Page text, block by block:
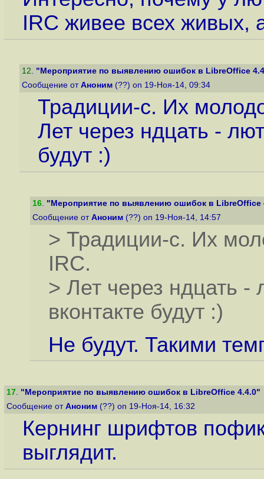
IRC живее всех живых,
12. "Мероприятие по выявлению ошибок в LibreOffice
Сообщение от Аноним (??) on 19-Ноя-14, 09:34
Традиции-с. Их
Лет через ндцать -
будут :)
16. "Мероприятие по выявлению ошибок в LibreOffice
Сообщение от Аноним (??) on 19-Ноя-14, 14:57
> Традиции-с. Их
IRC.
> Лет через ндцать -
вконтакте будут :)
Не будут. Такими
17. "Мероприятие по выявлению ошибок в LibreOffice 4.4.0"
Сообщение от Аноним (??) on 19-Ноя-14, 16:32
Кернинг шрифтов
выглядит.